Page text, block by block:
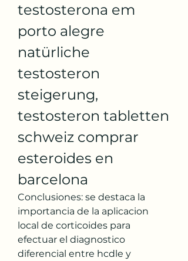
testosterona em
porto alegre
natürliche
testosteron
steigerung,
testosteron tabletten
schweiz comprar
esteroides en
barcelona
Conclusiones: se destaca la
importancia de la aplicacion
local de corticoides para
efectuar el diagnostico
diferencial entre hcdle y